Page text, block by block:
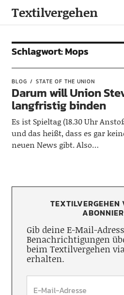
Textilvergehen
Schlagwort:Mops
BLOG STATE OF THE UNION
Darum will Union
langfristig binden
Es ist Spieltag (18.30 Uhr
und das heißt, dass es gar
neuen News gibt. Also…
Gib deine E-Mail-
Benachrichtigungen
beim Textilvergehen
erhalten.